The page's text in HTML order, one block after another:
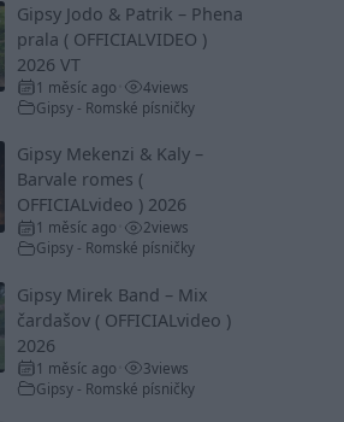
Gipsy Jodo & Patrik – Phena
prala ( OFFICIALVIDEO )
2026 VT
1 měsíc ago 4views
Gipsy - Romské písničky
Gipsy Mekenzi & Kaly –
Barvale romes (
OFFICIALvideo ) 2026
1 měsíc ago 2views
Gipsy - Romské písničky
Gipsy Mirek Band – Mix
čardašov ( OFFICIALvideo )
2026
1 měsíc ago 3views
Gipsy - Romské písničky